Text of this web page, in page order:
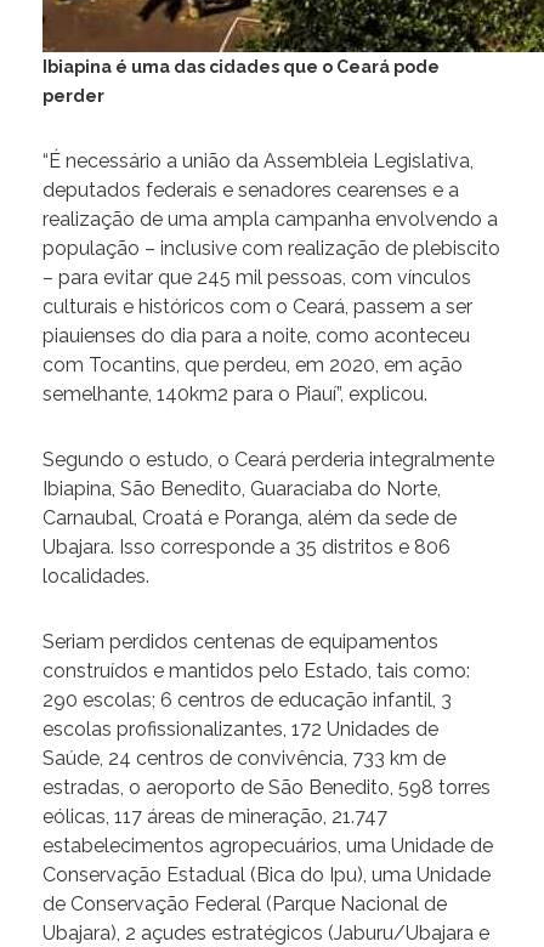
Ibiapina é uma das cidades que o Ceará pode
perder
“É necessário a união da Assembleia Legislativa,
deputados federais e senadores cearenses e a
realização de uma ampla campanha envolvendo a
população – inclusive com realização de plebiscito
– para evitar que 245 mil pessoas, com vínculos
culturais e históricos com o Ceará, passem a ser
piauienses do dia para a noite, como aconteceu
com Tocantins, que perdeu, em 2020, em ação
semelhante, 140km2 para o Piauí”, explicou.
Segundo o estudo, o Ceará perderia integralmente
Ibiapina, São Benedito, Guaraciaba do Norte,
Carnaubal, Croatá e Poranga, além da sede de
Ubajara. Isso corresponde a 35 distritos e 806
localidades.
Seriam perdidos centenas de equipamentos
construídos e mantidos pelo Estado, tais como:
290 escolas; 6 centros de educação infantil, 3
escolas profissionalizantes, 172 Unidades de
Saúde, 24 centros de convivência, 733 km de
estradas, o aeroporto de São Benedito, 598 torres
eólicas, 117 áreas de mineração, 21.747
estabelecimentos agropecuários, uma Unidade de
Conservação Estadual (Bica do Ipu), uma Unidade
de Conservação Federal (Parque Nacional de
Ubajara), 2 açudes estratégicos (Jaburu/Ubajara e